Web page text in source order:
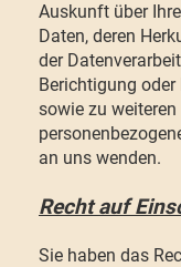
Auskunft über
Daten, deren
der
Berichtigung
sowie zu
an uns wenden.
Recht auf
Sie haben das